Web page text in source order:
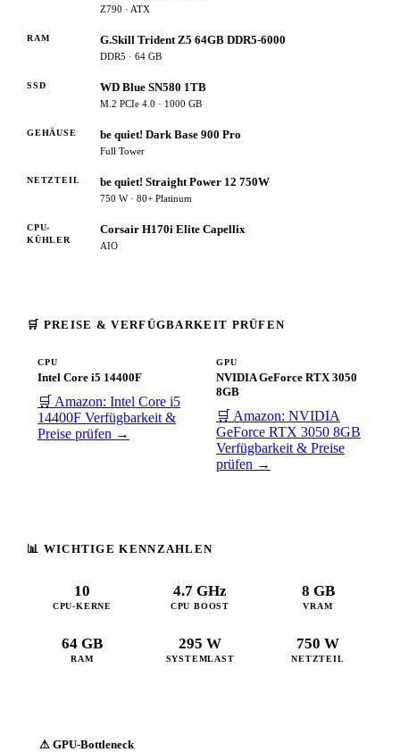
Z790 · ATX
RAM G.Skill Trident Z5 64GB DDR5-6000
DDR5 · 64 GB
SSD WD Blue SN580 1TB
M.2 PCIe 4.0 · 1000 GB
GEHÄUSE be quiet! Dark Base 900 Pro
Full Tower
NETZTEIL be quiet! Straight Power 12 750W
750 W · 80+ Platinum
CPU-
KÜHLER
Corsair H170i Elite Capellix
AIO
🛒 PREISE & VERFÜGBARKEIT PRÜFEN
CPU
Intel Core i5 14400F
🛒 Amazon: Intel Core i5
14400F Verfügbarkeit &
Preise prüfen →
GPU
NVIDIA GeForce RTX 3050
8GB
🛒 Amazon: NVIDIA
GeForce RTX 3050 8GB
Verfügbarkeit & Preise
prüfen →
📊 WICHTIGE KENNZAHLEN
10
CPU-KERNE
4.7 GHz
CPU BOOST
8 GB
VRAM
64 GB
RAM
295 W
SYSTEMLAST
750 W
NETZTEIL
⚠ GPU-Bottleneck